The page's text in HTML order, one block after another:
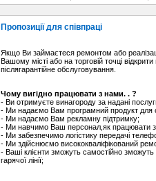
Пропозиції для співпраці
Якщо Ви займаєтеся ремонтом або
Вашому місті або на торговій точці
післягарантійне обслуговування.
Чому вигідно працювати з нами. . ?
- Ви отримуєте винагороду за надані
- Ми надаємо Вам програмний продукт для
- Ми надаємо Вам рекламну підтримку;
- Ми навчимо Ваш персонал,як працювати з
- Ми забезпечимо логістику передачі
- Ми здійснюємо висококваліфікований
- Ваші клієнти зможуть самостійно
гарячої лінії;